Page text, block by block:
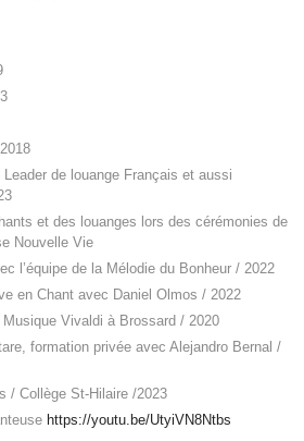
de louange Français et aussi
et des louanges lors des cérémonies de
Nouvelle Vie
l’équipe de la Mélodie du Bonheur / 2022
en Chant avec Daniel Olmos / 2022
Musique Vivaldi à Brossard / 2020
formation privée avec Alejandro Bernal /
/ Collège St-Hilaire /2023
https://youtu.be/UtyiVN8Ntbs